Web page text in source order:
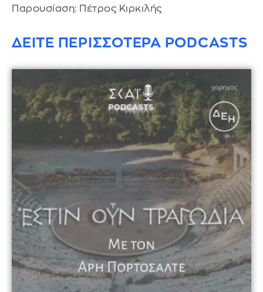
Παρουσίαση: Πέτρος Κιρκιλής
ΔΕΙΤΕ ΠΕΡΙΣΣΟΤΕΡΑ PODCASTS